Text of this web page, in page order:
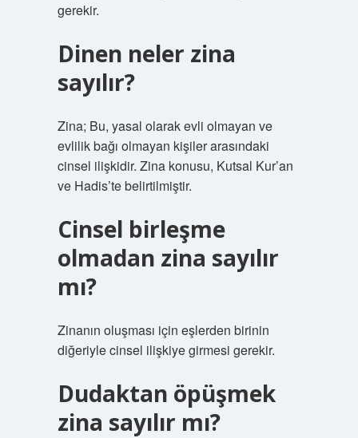
gerekir.
Dinen neler zina
sayılır?
Zina; Bu, yasal olarak evli olmayan ve
evlilik bağı olmayan kişiler arasındaki
cinsel ilişkidir. Zina konusu, Kutsal Kur’an
ve Hadis’te belirtilmiştir.
Cinsel birleşme
olmadan zina sayılır
mı?
Zinanın oluşması için eşlerden birinin
diğeriyle cinsel ilişkiye girmesi gerekir.
Dudaktan öpüşmek
zina sayılır mı?